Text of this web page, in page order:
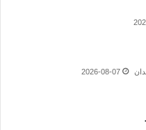
2026-08-07